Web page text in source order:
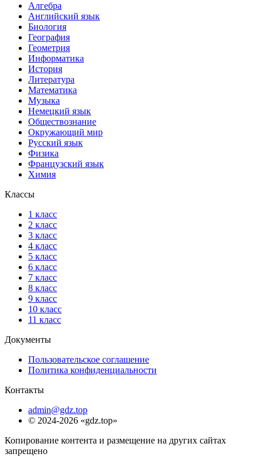
Алгебра
Английский язык
Биология
География
Геометрия
Информатика
История
Литература
Математика
Музыка
Немецкий язык
Обществознание
Окружающий мир
Русский язык
Физика
Французский язык
Химия
Классы
1 класс
2 класс
3 класс
4 класс
5 класс
6 класс
7 класс
8 класс
9 класс
10 класс
11 класс
Документы
Пользовательское соглашение
Политика конфиденциальности
Контакты
admin@gdz.top
© 2024-2026 «gdz.top»
Копирование контента и размещение на других сайтах
запрещено